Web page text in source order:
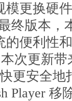
模更换硬
终版本
的便利性
次更新
更安全地
Player